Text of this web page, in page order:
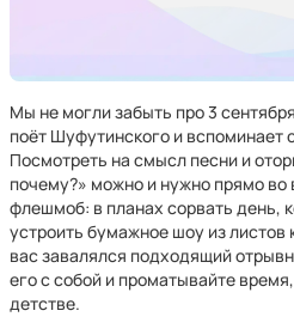
Мы не могли забыть про 3
поёт Шуфутинского и вспоминает
Посмотреть на смысл песни и
почему?» можно и нужно прямо во
флешмоб: в планах сорвать день,
устроить бумажное шоу из листов
вас завалялся подходящий
его с собой и проматывайте
детстве.